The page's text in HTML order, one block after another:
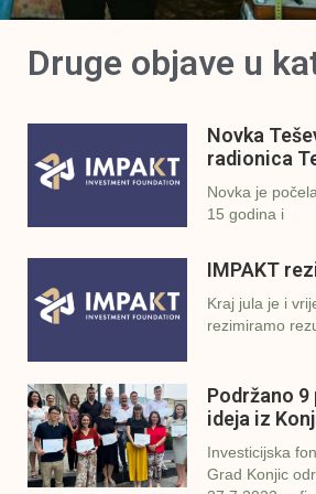
Druge objave u
Novka
radionica
Novka je
15 godina i
IMPAKT
Kraj jula je i
rezimiramo
Podržano
ideja iz
Investicijska
Grad Konjic